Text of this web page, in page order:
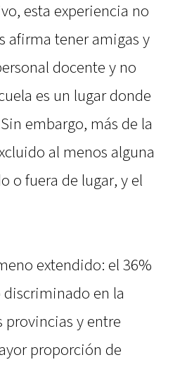
esta experiencia no
afirma tener amigas y
docente y no
es un lugar donde
embargo, más de la
al menos alguna
o fuera de lugar, y el
extendido: el 36%
en la
provincias y entre
proporción de